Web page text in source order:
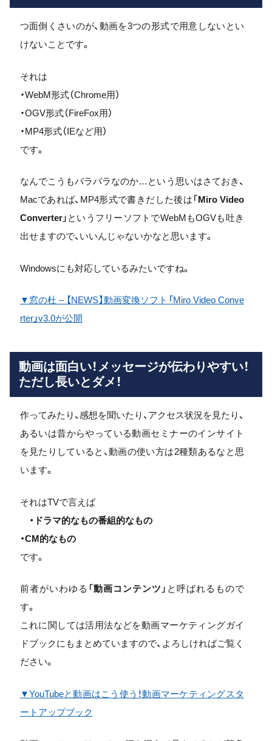
つ面倒くさいのが、動画を3つの形式で用意しないとい
けないことです。
それは
・WebM形式（Chrome用）
・OGV形式（FireFox用）
・MP4形式（IEなど用）
です。
なんでこうもバラバラなのか…という思いはさておき、
Macであれば、MP4形式で書きだした後は「Miro Video
Converter」というフリーソフトでWebMもOGVも吐き
出せますので、いいんじゃないかなと思います。
Windowsにも対応しているみたいですね。
▼窓の杜 – 【NEWS】動画変換ソフト「Miro Video Conve
rter」v3.0が公開
動画は面白い！メッセージが伝わりやすい！
ただし長いとダメ！
作ってみたり、感想を聞いたり、アクセス状況を見たり、
あるいは昔からやっている動画セミナーのインサイト
を見たりしていると、動画の使い方は2種類あるなと思
います。
それはTVで言えば
・ドラマ的なもの番組的なもの
・CM的なもの
です。
前者がいわゆる「動画コンテンツ 」と呼ばれるもので
す。
これに関しては活用法などを動画マーケティングガイ
ドブックにもまとめていますので、よろしければご覧く
ださい。
▼YouTubeと動画はこう使う！動画マーケティングスタ
ートアップブック